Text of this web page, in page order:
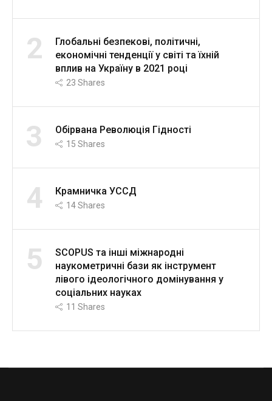
2
Глобальні безпекові, політичні,
економічні тенденції у світі та їхній
вплив на Україну в 2021 році
23 Shares
3 Обірвана Революція Гідності
15 Shares
4 Крамничка УССД
14Shares
5
SCOPUS та інші міжнародні
наукометричні бази як інструмент
лівого ідеологічного домінування у
соціальних науках
11 Shares